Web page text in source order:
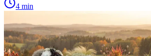
4 min